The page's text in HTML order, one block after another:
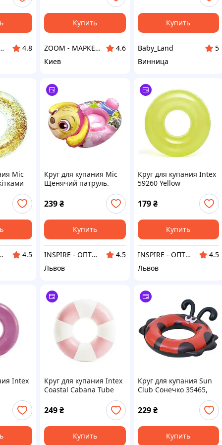
товары для всей семьи!
4.8
Купить
ZOOM - МАРКЕТ ЦИФРОВОЙ ТЕХНИКИ
4.6
Киев
Купить
Baby_Land
5
Винница
Mic
ДЛЯ БІЗНЕСУ
4.5
Круг для купания Mic
Щенячий патруль.
239₴
Купить
INSPIRE - ОПТОВІ ПРОДАЖІ ТА БЕЗГОТІВКА ДЛЯ БІЗНЕСУ
4.5
Львов
Круг для купания Intex
59260 Yellow
179 ₴
Купить
INSPIRE - ОПТОВІ ПРОДАЖІ ТА БЕЗГОТІВКА ДЛЯ БІЗНЕСУ
4.5
Львов
Intex
Круг для купания Intex
Coastal Cabana Tube
249₴
Купить
Круг для купания Sun
Club Сонечко 35465,
229 ₴
Купить